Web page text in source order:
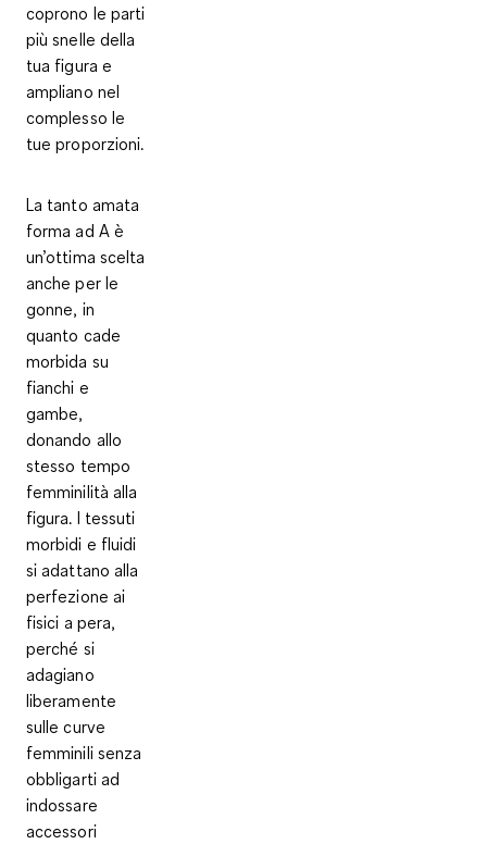
coprono le parti
più snelle della
tua figura e
ampliano nel
complesso le
tue proporzioni.
La tanto amata
forma ad A è
un’ottima scelta
anche per le
gonne, in
quanto cade
morbida su
fianchi e
gambe,
donando allo
stesso tempo
femminilità alla
figura. I tessuti
morbidi e fluidi
si adattano alla
perfezione ai
fisici a pera,
perché si
adagiano
liberamente
sulle curve
femminili senza
obbligarti ad
indossare
accessori